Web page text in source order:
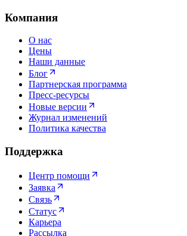
Компания
О нас
Цены
Наши данные
Блог
Партнерская программа
Пресс-ресурсы
Новые версии
Журнал изменений
Политика качества
Поддержка
Центр помощи
Заявка
Связь
Статус
Карьера
Рассылка